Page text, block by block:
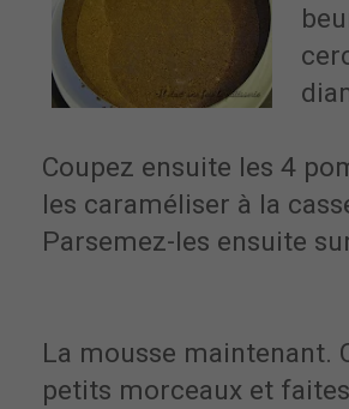
Coupez ensuite les 4
les caraméliser à la
Parsemez-les ensuite
La mousse maintenant.
petits morceaux et